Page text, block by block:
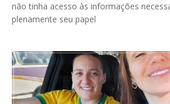
não tinha acesso às informações
plenamente seu papel